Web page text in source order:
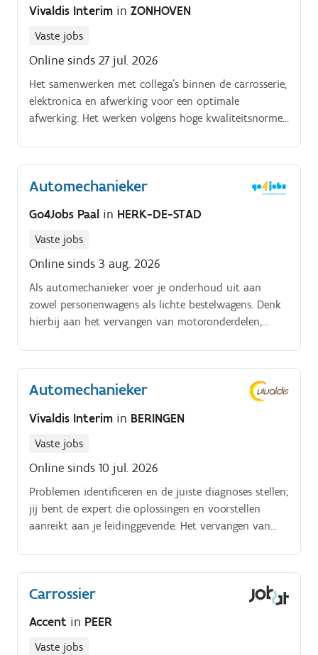
Vivaldis Interim in ZONHOVEN
Vaste jobs
Online sinds 27 jul. 2026
Het samenwerken met collega’s binnen de carrosserie,
elektronica en afwerking voor een optimale
afwerking. Het werken volgens hoge kwaliteitsnormen
Automechanieker
Go4Jobs Paal in HERK-DE-STAD
Vaste jobs
Online sinds 3 aug. 2026
Als automechanieker voer je onderhoud uit aan
zowel personenwagens als lichte bestelwagens. Denk
hierbij aan het vervangen van motoronderdelen,
Automechanieker
Vivaldis Interim in BERINGEN
Vaste jobs
Online sinds 10 jul. 2026
Problemen identificeren en de juiste diagnoses stellen;
jij bent de expert die oplossingen en voorstellen
aanreikt aan je leidinggevende. Het vervangen van
ophangingen behoort tot je takenpakket.
Carrossier
Accent in PEER
Vaste jobs